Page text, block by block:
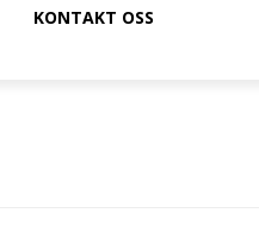
KONTAKT OSS